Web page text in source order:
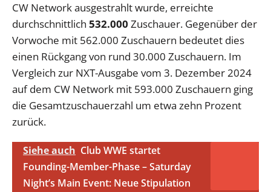
CW Network ausgestrahlt wurde, erreichte
durchschnittlich 532.000 Zuschauer. Gegenüber der
Vorwoche mit 562.000 Zuschauern bedeutet dies
einen Rückgang von rund 30.000 Zuschauern. Im
Vergleich zur NXT-Ausgabe vom 3. Dezember 2024
auf dem CW Network mit 593.000 Zuschauern ging
die Gesamtzuschauerzahl um etwa zehn Prozent
zurück.
Siehe auch Club WWE startet
Founding-Member-Phase – Saturday
Night’s Main Event: Neue Stipulation